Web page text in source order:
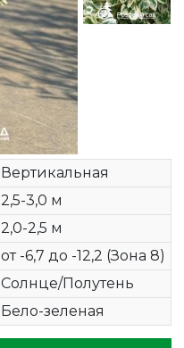
Вертикальная
2,5-3,0 м
2,0-2,5 м
от -6,7 до -12,2 (Зона 8)
Солнце/Полутень
Бело-зеленая